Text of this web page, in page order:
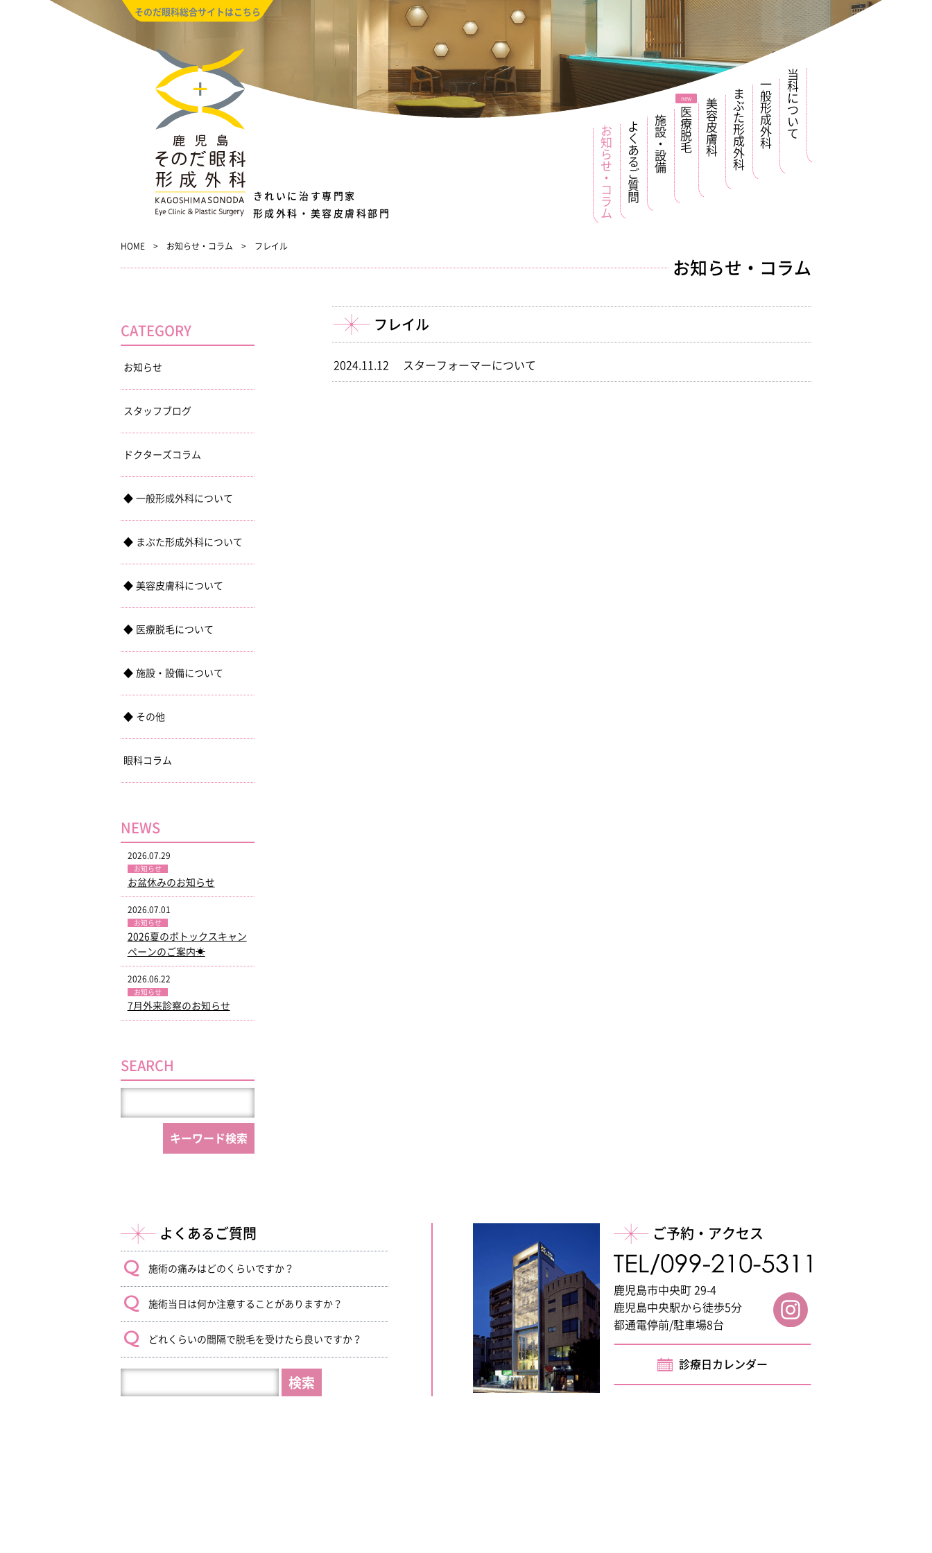
きれいに治す専門家
形成外科・ 美容皮膚科部門
そのだ眼科総合サイトはこちら
当科について
一般形成外科
まぶた形成外科
美容皮膚科
医療脱毛
施設・設備
よくあるご質問
お知らせ・コラム
お知らせ・コラム
HOME お知らせ・コラム フレイル
フレイル
2024.11.12 スターフォーマーについて
CATEGORY
お知らせ
スタッフブログ
ドクターズコラム
一般形成外科について
まぶた形成外科について
美容皮膚科について
医療脱毛について
施設・設備について
その他
眼科コラム
NEWS
2026.07.29
お知らせ
お盆休みのお知らせ
2026.07.01
お知らせ
2026夏のボトックスキャン
ペーンのご案内☀
2026.06.22
お知らせ
7月外来診察のお知らせ
SEARCH
よくあるご質問
施術の痛みはどのくらいですか？
施術当日は何か注意することがありますか？
どれくらいの間隔で脱毛を受けたら良いですか？
HP
を
ご予約・アクセス
鹿児島市中央町 29-4
鹿児島中央駅から徒歩5分
都通電停前/駐車場8台
診療日カレンダー